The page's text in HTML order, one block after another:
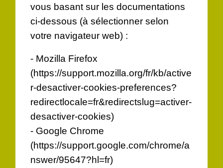
vous basant sur les documentations
ci-dessous (à sélectionner selon
votre navigateur web) :
- Mozilla Firefox
(https://support.mozilla.org/fr/kb/active
r-desactiver-cookies-preferences?
redirectlocale=fr&redirectslug=activer-
desactiver-cookies)
- Google Chrome
(https://support.google.com/chrome/a
nswer/95647?hl=fr)